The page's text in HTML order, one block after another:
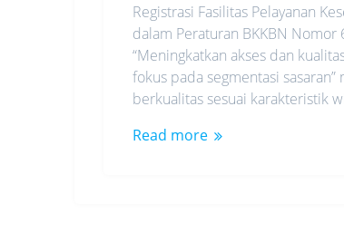
Registrasi Fasilitas Pelayanan
dalam Peraturan BKKBN Nomor
“Meningkatkan akses dan
fokus pada segmentasi
berkualitas sesuai karakteristik
Read more